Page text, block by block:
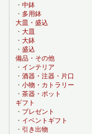
・ 中鉢
・ 多用鉢
大皿・盛込
・ 大皿
・ 大鉢
・ 盛込
備品・その他
・ インテリア
・ 酒器・注器・片口
・ 小物・カトラリー
・ 茶器・ポット
ギフト
・ プレゼント
・ イベントギフト
・ 引き出物